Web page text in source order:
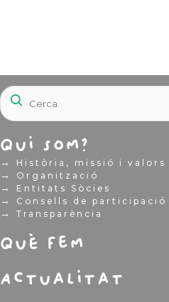
Qui som?
→ Història, missió i valors
→ Organització
→ Entitats Sòcies
→ Consells de participació
→ Transparència
Què fem
Actualitat